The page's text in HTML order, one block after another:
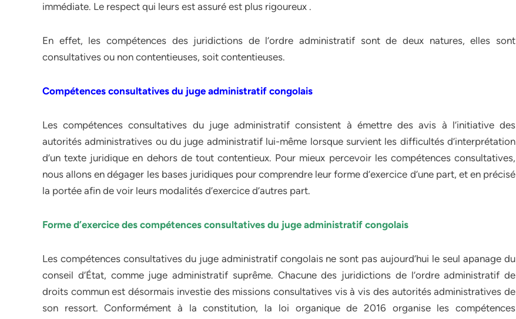
immédiate. Le respect qui leurs est assuré est plus rigoureux .
En effet, les compétences des juridictions de l’ordre administratif sont de deux natures, elles sont
consultatives ou non contentieuses, soit contentieuses.
Compétences consultatives du juge administratif congolais
Les compétences consultatives du juge administratif consistent à émettre des avis à l’initiative des
autorités administratives ou du juge administratif lui-même lorsque survient les difficultés d’interprétation
d’un texte juridique en dehors de tout contentieux. Pour mieux percevoir les compétences consultatives,
nous allons en dégager les bases juridiques pour comprendre leur forme d’exercice d’une part, et en précisé
la portée afin de voir leurs modalités d’exercice d’autres part.
Forme d’exercice des compétences consultatives du juge administratif congolais
Les compétences consultatives du juge administratif congolais ne sont pas aujourd’hui le seul apanage du
conseil d’État, comme juge administratif suprême. Chacune des juridictions de l’ordre administratif de
droits commun est désormais investie des missions consultatives vis à vis des autorités administratives de
son ressort. Conformément à la constitution, la loi organique de 2016 organise les compétences